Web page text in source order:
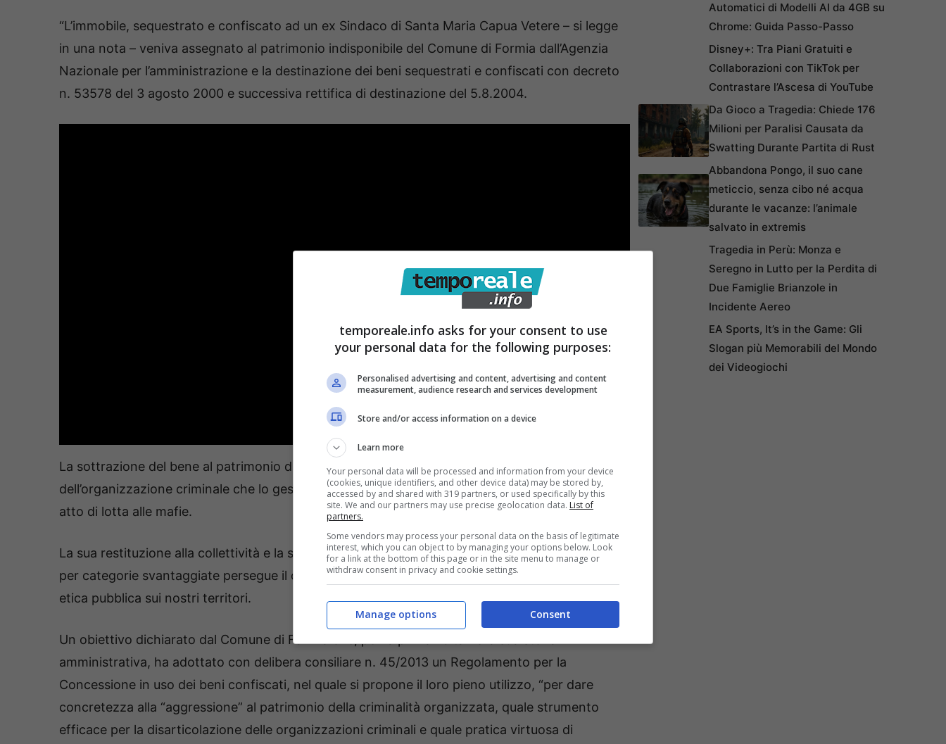
“L’immobile, sequestrato e confiscato ad un ex Sindaco di Santa Maria Capua Vetere – si legge
in una nota – veniva assegnato al patrimonio indisponibile del Comune di Formia dall’Agenzia
Nazionale per l’amministrazione e la destinazione dei beni sequestrati e confiscati con decreto
n. 53578 del 3 agosto 2000 e successiva rettifica di destinazione del 5.8.2004.
La sottrazione del bene al patrimonio di origine illecita e, quindi, al circuito economico
dell’organizzazione criminale che lo gestiva traendone ulteriori profitti, costituisce un concreto
atto di lotta alle mafie.
La sua restituzione alla collettività e la sua destinazione a luogo di accoglienza ed integrazione
per categorie svantaggiate persegue il chiaro fine di ricostruire sani segmenti di economia ed
etica pubblica sui nostri territori.
Un obiettivo dichiarato dal Comune di Formia che, per la prima volta nella sua storia
amministrativa, ha adottato con delibera consiliare n. 45/2013 un Regolamento per la
Concessione in uso dei beni confiscati, nel quale si propone il loro pieno utilizzo, “per dare
concretezza alla “aggressione” al patrimonio della criminalità organizzata, quale strumento
efficace per la disarticolazione delle organizzazioni criminali e quale pratica virtuosa di
Automatici di Modelli AI da 4GB su
Chrome: Guida Passo-Passo
Disney+: Tra Piani Gratuiti e
Collaborazioni con TikTok per
Contrastare l’Ascesa di YouTube
Da Gioco a Tragedia: Chiede 176
Milioni per Paralisi Causata da
Swatting Durante Partita di Rust
Abbandona Pongo, il suo cane
meticcio, senza cibo né acqua
durante le vacanze: l’animale
salvato in extremis
Tragedia in Perù: Monza e
Seregno in Lutto per la Perdita di
Due Famiglie Brianzole in
Incidente Aereo
EA Sports, It’s in the Game: Gli
Slogan più Memorabili del Mondo
dei Videogiochi
temporeale.info asks for your consent to use
your personal data for the following purposes:
Personalised advertising and content, advertising and content
measurement, audience research and services development
Store and/or access information on a device
Learn more
Your personal data will be processed and information from your device
(cookies, unique identifiers, and other device data) may be stored by,
accessed by and shared with 319 partners, or used specifically by this
site. We and our partners may use precise geolocation data. List of
partners.
Some vendors may process your personal data on the basis of legitimate
interest, which you can object to by managing your options below. Look
for a link at the bottom of this page or in the site menu to manage or
withdraw consent in privacy and cookie settings.
Consent
Manage options